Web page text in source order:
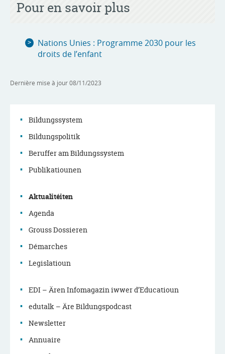
Pour en savoir plus
Nations Unies : Programme 2030 pour les
droits de l’enfant
Dernière mise à jour08/11/2023
Menu
de
navigation
principale
Bildungssystem
Bildungspolitik
Beruffer am Bildungssystem
Publikatiounen
Aktualitéiten
Agenda
Grouss Dossieren
Démarches
Legislatioun
EDI – Ären Infomagazin iwwer d’Educatioun
edutalk – Äre Bildungspodcast
Newsletter
Annuaire